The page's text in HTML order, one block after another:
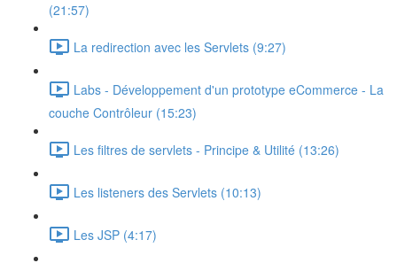
(21:57)
La redirection avec les Servlets (9:27)
Labs - Développement d'un prototype eCommerce - La
couche Contrôleur (15:23)
Les filtres de servlets - Principe & Utilité (13:26)
Les listeners des Servlets (10:13)
Les JSP (4:17)